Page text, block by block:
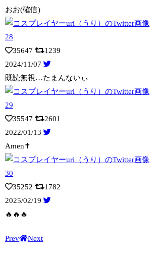
おお(確信)
35647
1239
2024/11/07
既読無視…たまんないぃ
35547
2601
2022/01/13
Amen✝️
35252
1782
2025/02/19
🔥🔥🔥
Prev Next